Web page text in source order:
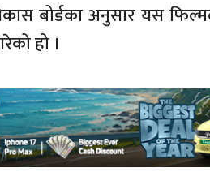
बोर्डका अनुसार यस
हो ।